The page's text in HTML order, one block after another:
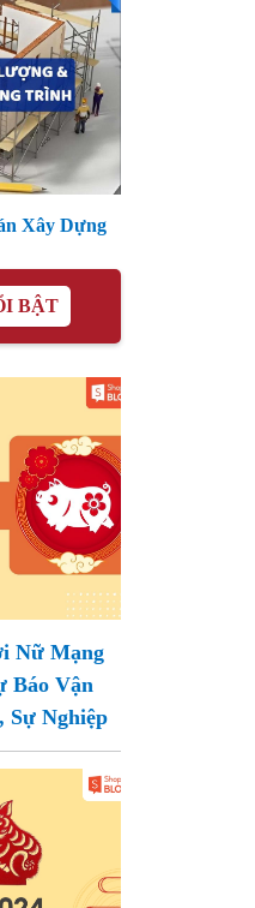
Xây Dựng
BẬT
Nữ Mạng
Báo Vận
Sự Nghiệp